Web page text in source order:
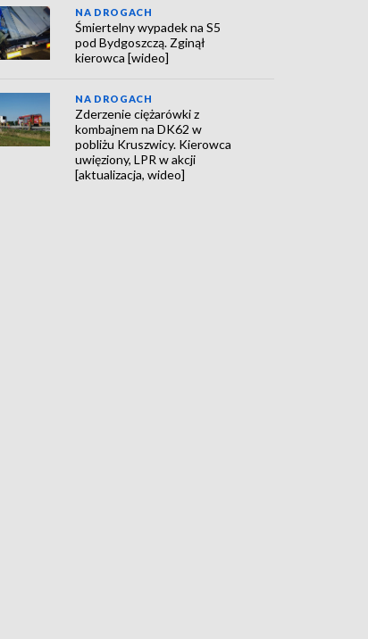
NA DROGACH
Śmiertelny wypadek na S5
pod Bydgoszczą. Zginął
kierowca [wideo]
NA DROGACH
Zderzenie ciężarówki z
kombajnem na DK62 w
pobliżu Kruszwicy. Kierowca
uwięziony, LPR w akcji
[aktualizacja, wideo]